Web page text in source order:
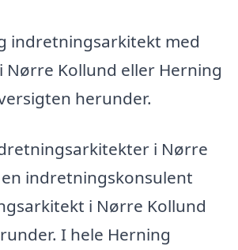
indretningsarkitekt med
Kollund eller Herning
herunder.
i Nørre
indretningskonsulent
i Nørre Kollund
I hele Herning